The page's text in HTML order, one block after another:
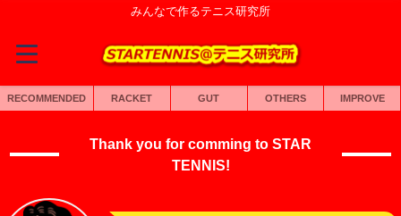
みんなで作るテニス研究所
RECOMMENDED RACKET GUT OTHERS IMPROVE
Thank you for comming to STAR
TENNIS!